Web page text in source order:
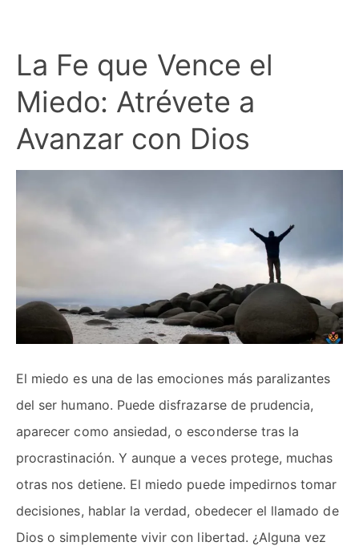
La Fe que Vence el
Miedo: Atrévete a
Avanzar con Dios
El miedo es una de las emociones más paralizantes
del ser humano. Puede disfrazarse de prudencia,
aparecer como ansiedad, o esconderse tras la
procrastinación. Y aunque a veces protege, muchas
otras nos detiene. El miedo puede impedirnos tomar
decisiones, hablar la verdad, obedecer el llamado de
Dios o simplemente vivir con libertad. ¿Alguna vez